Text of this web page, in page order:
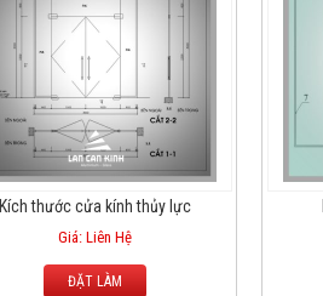
Kích thước cửa kính thủy lực
Giá: Liên Hệ
ĐẶT LÀM